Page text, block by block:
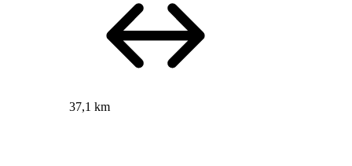
37,1 km